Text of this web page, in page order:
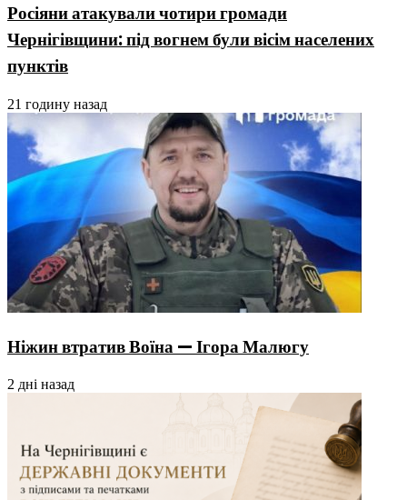
Росіяни атакували чотири громади
Чернігівщини: під вогнем були вісім населених
пунктів
21 годину назад
Ніжин втратив Воїна — Ігора Малюгу
2 дні назад